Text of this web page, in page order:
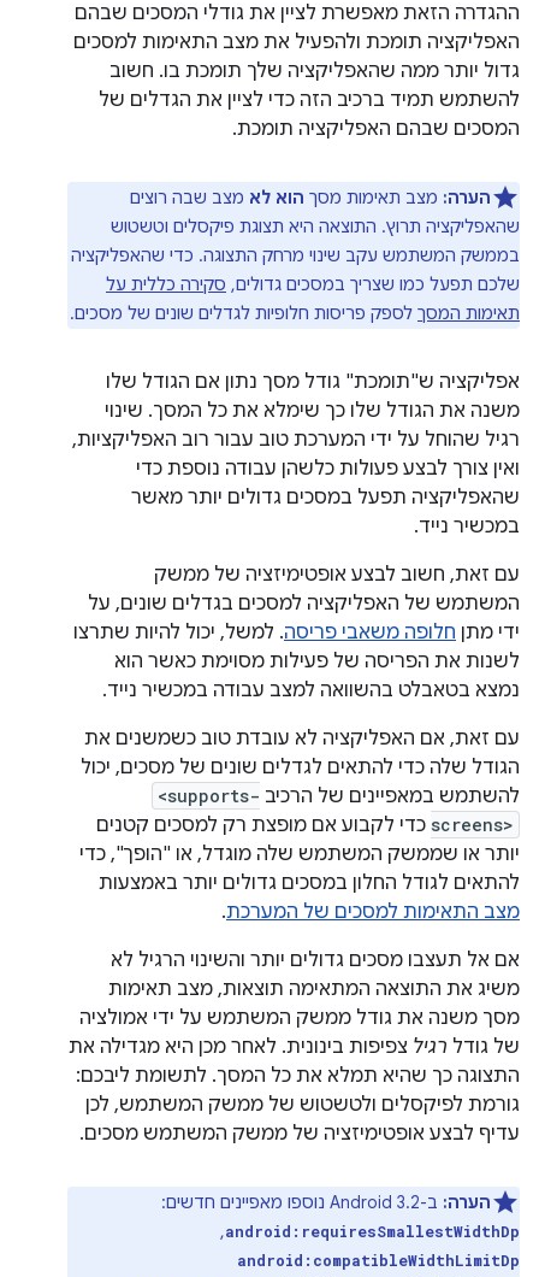
ההגדרה הזאת מאפשרת לציין את גודלי המסכים שבהם
האפליקציה תומכת ולהפעיל את מצב התאימות למסכים
גדול יותר ממה שהאפליקציה שלך תומכת בו. חשוב
להשתמש תמיד ברכיב הזה כדי לציין את הגדלים של
המסכים שבהם האפליקציה תומכת.
הערה: מצב תאימות מסך הוא לא מצב שבה רוצים
שהאפליקציה תרוץ. התוצאה היא תצוגת פיקסלים וטשטוש
בממשק המשתמש עקב שינוי מרחק התצוגה. כדי שהאפליקציה
שלכם תפעל כמו שצריך במסכים גדולים, סקירה כללית על
תאימות המסך לספק פריסות חלופיות לגדלים שונים של מסכים.
אפליקציה ש"תומכת" גודל מסך נתון אם הגודל שלו
משנה את הגודל שלו כך שימלא את כל המסך. שינוי
רגיל שהוחל על ידי המערכת טוב עבור רוב האפליקציות,
ואין צורך לבצע פעולות כלשהן עבודה נוספת כדי
שהאפליקציה תפעל במסכים גדולים יותר מאשר
במכשיר נייד.
עם זאת, חשוב לבצע אופטימיזציה של ממשק
המשתמש של האפליקציה למסכים בגדלים שונים, על
ידי מתן חלופה משאבי פריסה. למשל, יכול להיות שתרצו
לשנות את הפריסה של פעילות מסוימת כאשר הוא
נמצא בטאבלט בהשוואה למצב עבודה במכשיר נייד.
עם זאת, אם האפליקציה לא עובדת טוב כשמשנים את
הגודל שלה כדי להתאים לגדלים שונים של מסכים, יכול
להשתמש במאפיינים של הרכיב <supports-
screens> כדי לקבוע אם מופצת רק למסכים קטנים
יותר או שממשק המשתמש שלה מוגדל, או "הופך", כדי
להתאים לגודל החלון במסכים גדולים יותר באמצעות
מצב התאימות למסכים של המערכת.
אם אל תעצבו מסכים גדולים יותר והשינוי הרגיל לא
משיג את התוצאה המתאימה תוצאות, מצב תאימות
מסך משנה את גודל ממשק המשתמש על ידי אמולציה
של גודל רגיל צפיפות בינונית. לאחר מכן היא מגדילה את
התצוגה כך שהיא תמלא את כל המסך. לתשומת ליבכם:
גורמת לפיקסלים ולטשטוש של ממשק המשתמש, לכן
עדיף לבצע אופטימיזציה של ממשק המשתמש מסכים.
הערה: ב-Android 3.2 נוספו מאפיינים חדשים:
android:requiresSmallestWidthDp
,
android:compatibleWidthLimitDp